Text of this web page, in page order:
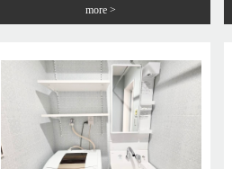
more